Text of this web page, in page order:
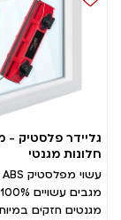
גליידר פלסטיק -
חלונות מגנטי
עשוי מפלסטיק ABS איכותי
מגבים עשויים 100% גומי
מגנטים חזקים